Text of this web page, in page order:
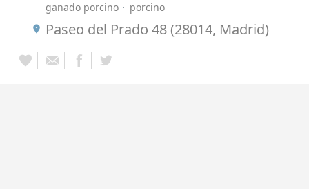
ganado porcino
porcino
Paseo del Prado 48 (28014, Madrid)